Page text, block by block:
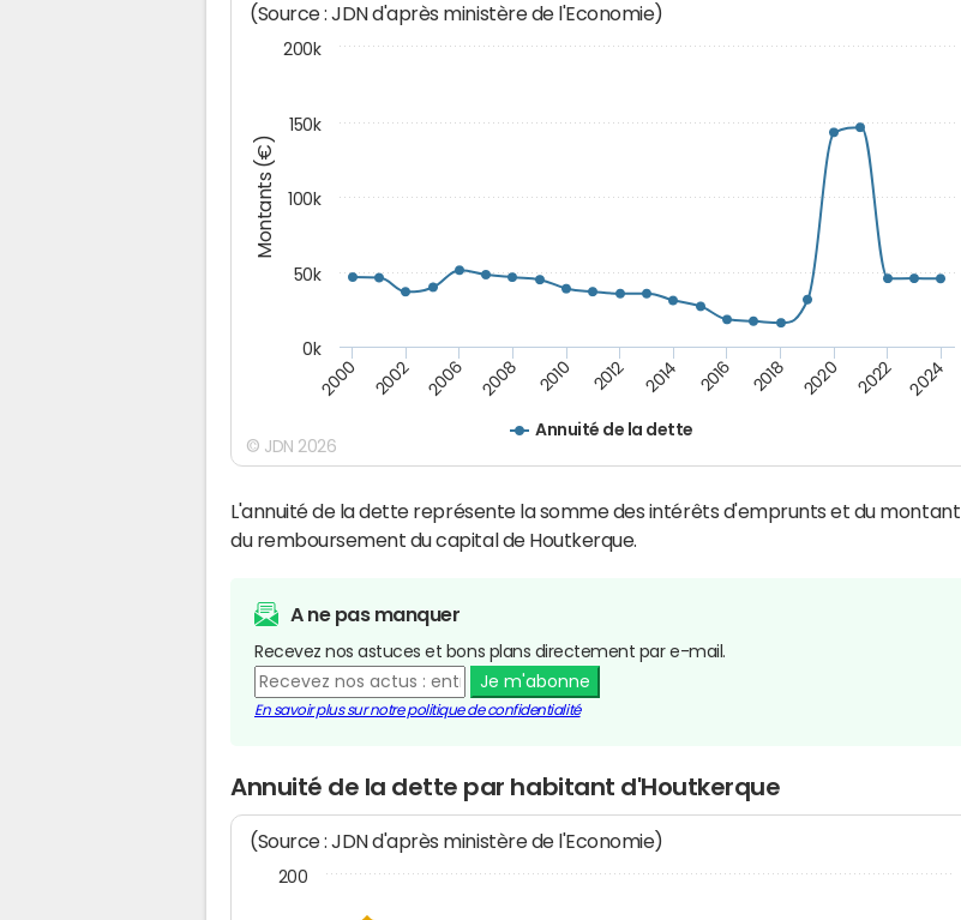
Montants (€)
(Source : JDN d'après ministère de l'Economie)
Annuité de la dette
2000 2002 2006 2008 2010 2012 2014 2016 2018 2020 2022 2024
0k
50k
100k
150k
200k
© JDN 2026
L'annuité de la dette représente la somme des intérêts d'emprunts et du montant
du remboursement du capital de Houtkerque.
A ne pas manquer
Recevez nos astuces et bons plans directement par e-mail.
Je m'abonne
En savoir plus sur notre politique de confidentialité
Annuité de la dette par habitant d'Houtkerque
(Source : JDN d'après ministère de l'Economie)
200